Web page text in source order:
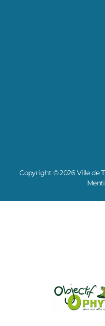
Copyright © 2026 Ville de